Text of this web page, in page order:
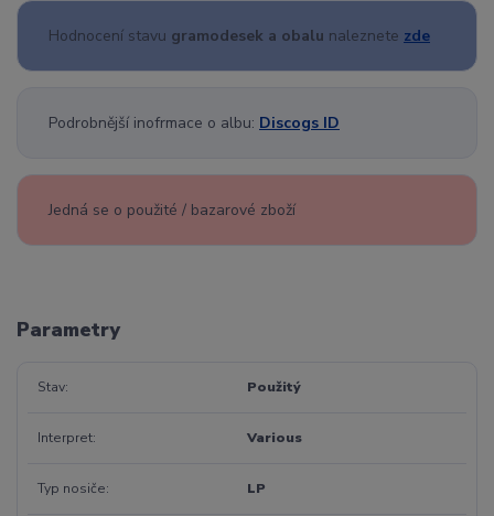
Hodnocení stavu gramodesek a obalu naleznete zde
Podrobnější inofrmace o albu: Discogs ID
Jedná se o použité / bazarové zboží
Parametry
Stav Použitý
Interpret Various
Typ nosiče LP